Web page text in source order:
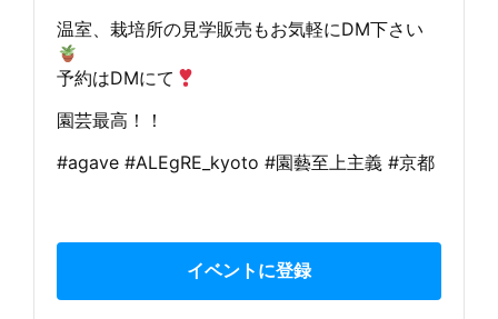
温室、栽培所の見学販売もお気軽にDM下さい
予約はDMにて
園芸最高！！
#agave #ALEgRE_kyoto #園藝至上主義 #京都
イベントに登録